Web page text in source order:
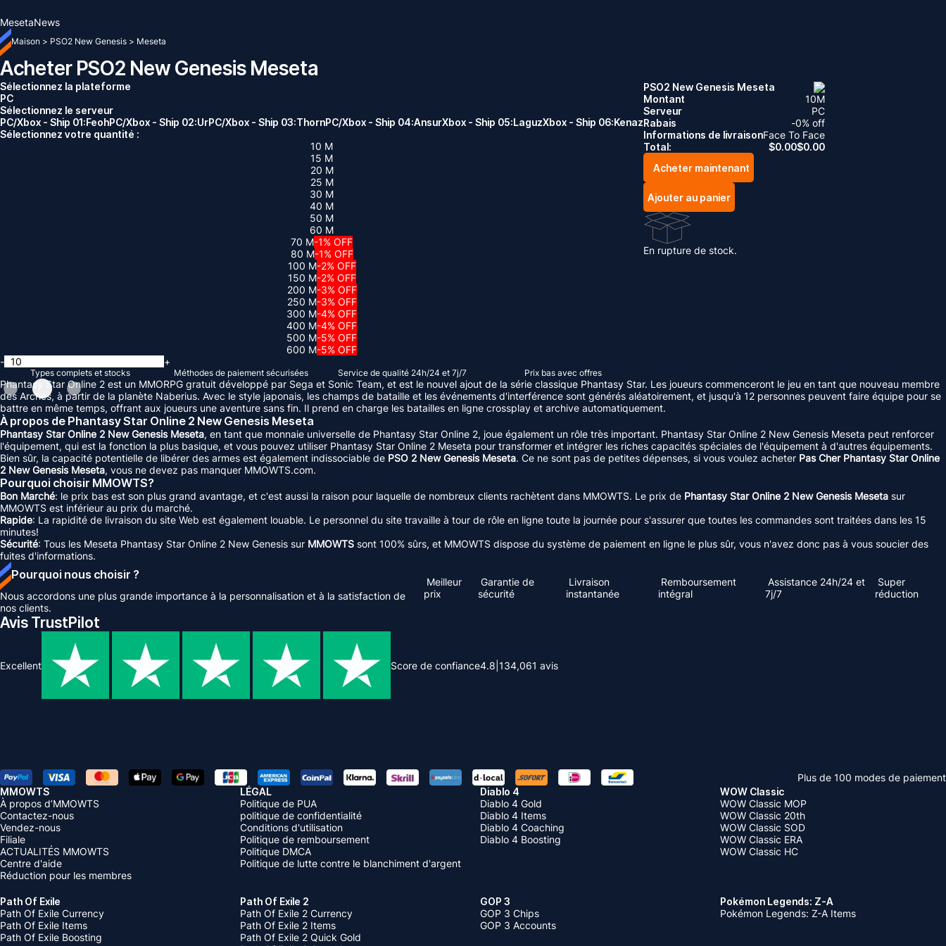
MesetaNews
Maison > PSO2 New Genesis > Meseta
Acheter PSO2 New Genesis Meseta
Sélectionnez la plateforme
PC
Sélectionnez le serveur
PC/Xbox - Ship 01:FeohPC/Xbox - Ship 02:UrPC/Xbox - Ship 03:ThornPC/Xbox - Ship 04:AnsurXbox - Ship 05:LaguzXbox - Ship 06:Kenaz
Sélectionnez votre quantité :
10 M
15 M
20 M
25 M
30 M
40 M
50 M
60 M
70 M-1% OFF
80 M-1% OFF
100 M-2% OFF
150 M-2% OFF
200 M-3% OFF
250 M-3% OFF
300 M-4% OFF
400 M-4% OFF
500 M-5% OFF
600 M-5% OFF
-
+
Types complets et stocks Méthodes de paiement sécurisées Service de qualité 24h/24 et 7j/7 Prix ​​bas avec offres
PSO2 New Genesis Meseta
Montant
10M
Serveur
PC
Rabais
-0% off
Informations de livraisonFace To Face
Total:
$0.00$0.00
Acheter maintenant
Ajouter au panier
En rupture de stock.
Phantasy Star Online 2 est un MMORPG gratuit développé par Sega et Sonic Team, et est le nouvel ajout de la série classique Phantasy Star. Les joueurs commenceront le jeu en tant que nouveau membre
des Arches, à partir de la planète Naberius. Avec le style japonais, les champs de bataille et les événements d'interférence sont générés aléatoirement, et jusqu'à 12 personnes peuvent faire équipe pour se
battre en même temps, offrant aux joueurs une aventure sans fin. Il prend en charge les batailles en ligne crossplay et archive automatiquement.
À propos de Phantasy Star Online 2 New Genesis Meseta
Phantasy Star Online 2 New Genesis Meseta, en tant que monnaie universelle de Phantasy Star Online 2, joue également un rôle très important. Phantasy Star Online 2 New Genesis Meseta peut renforcer
l'équipement, qui est la fonction la plus basique, et vous pouvez utiliser Phantasy Star Online 2 Meseta pour transformer et intégrer les riches capacités spéciales de l'équipement à d'autres équipements.
Bien sûr, la capacité potentielle de libérer des armes est également indissociable de PSO 2 New Genesis Meseta. Ce ne sont pas de petites dépenses, si vous voulez acheter Pas Cher Phantasy Star Online
2 New Genesis Meseta, vous ne devez pas manquer MMOWTS.com.
Pourquoi choisir MMOWTS?
Bon Marché: le prix bas est son plus grand avantage, et c'est aussi la raison pour laquelle de nombreux clients rachètent dans MMOWTS. Le prix de Phantasy Star Online 2 New Genesis Meseta sur
MMOWTS est inférieur au prix du marché.
Rapide: La rapidité de livraison du site Web est également louable. Le personnel du site travaille à tour de rôle en ligne toute la journée pour s'assurer que toutes les commandes sont traitées dans les 15
minutes!
Sécurité: Tous les Meseta Phantasy Star Online 2 New Genesis sur MMOWTS sont 100% sûrs, et MMOWTS dispose du système de paiement en ligne le plus sûr, vous n'avez donc pas à vous soucier des
fuites d'informations.
Pourquoi nous choisir ?
Nous accordons une plus grande importance à la personnalisation et à la satisfaction de
nos clients.
Meilleur
prix
Garantie de
sécurité
Livraison
instantanée
Remboursement
intégral
Assistance 24h/24 et
7j/7
Super
réduction
Avis TrustPilot
Excellent Score de confiance4.8 134,061 avis
Plus de 100 modes de paiement
MMOWTS
À propos d’MMOWTS
Contactez-nous
Vendez-nous
Filiale
ACTUALITÉS MMOWTS
Centre d'aide
Réduction pour les membres
LÉGAL
Politique de PUA
politique de confidentialité
Conditions d'utilisation
Politique de remboursement
Politique DMCA
Politique de lutte contre le blanchiment d'argent
Diablo 4
Diablo 4 Gold
Diablo 4 Items
Diablo 4 Coaching
Diablo 4 Boosting
WOW Classic
WOW Classic MOP
WOW Classic 20th
WOW Classic SOD
WOW Classic ERA
WOW Classic HC
Path Of Exile
Path Of Exile Currency
Path Of Exile Items
Path Of Exile Boosting
Path Of Exile 2
Path Of Exile 2 Currency
Path Of Exile 2 Items
Path Of Exile 2 Quick Gold
GOP 3
GOP 3 Chips
GOP 3 Accounts
Pokémon Legends: Z-A
Pokémon Legends: Z-A Items